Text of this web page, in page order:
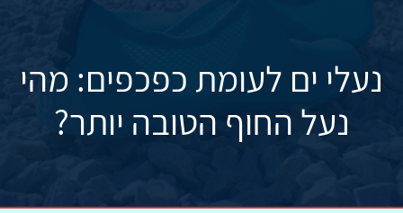
נעלי ים לעומת כפכפים: מהי
נעל החוף הטובה יותר?